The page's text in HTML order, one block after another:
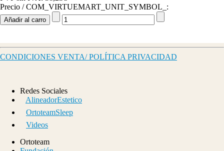
Precio / COM_VIRTUEMART_UNIT_SYMBOL_:
CONDICIONES VENTA/ POLÍTICA PRIVACIDAD
Redes Sociales
AlineadorEstetico
OrtoteamSleep
Videos
Ortoteam